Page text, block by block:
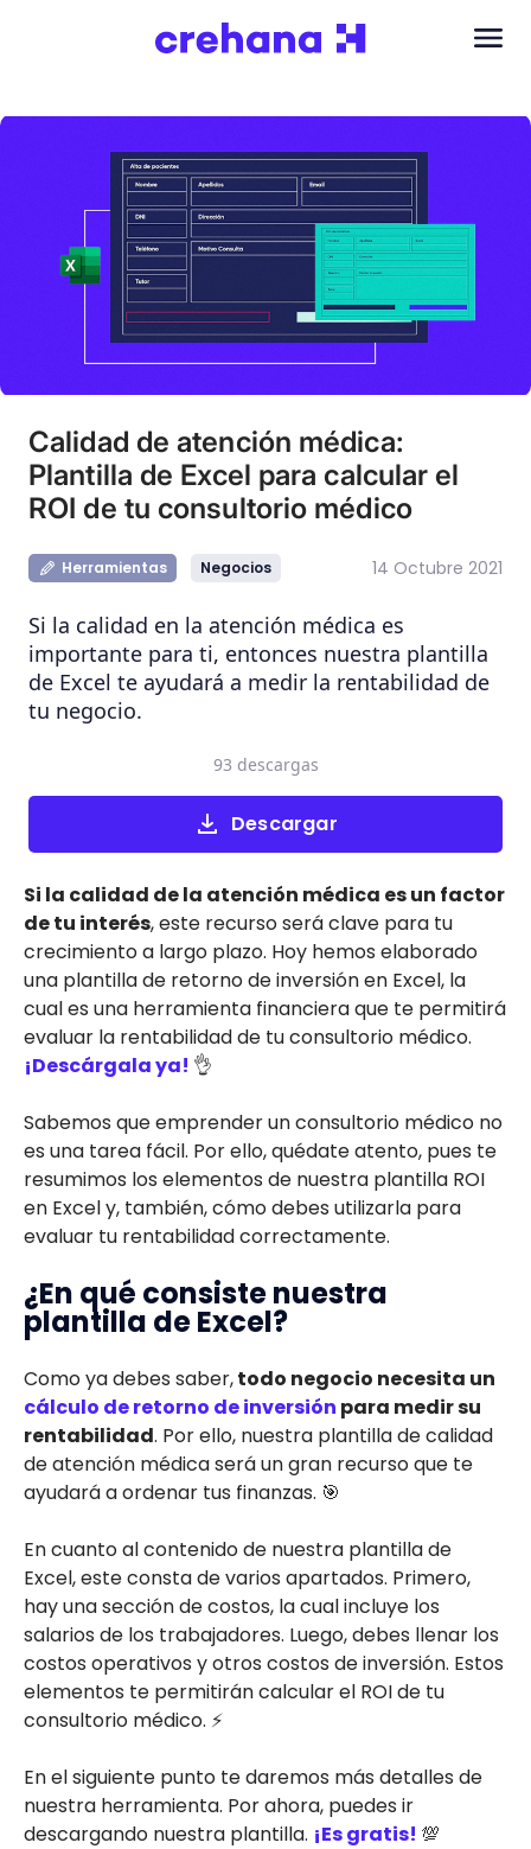
Calidad de atención médica:
Plantilla de Excel para calcular el
ROI de tu consultorio médico
Herramientas Negocios 14 Octubre 2021
Si la calidad en la atención médica es
importante para ti, entonces nuestra plantilla
de Excel te ayudará a medir la rentabilidad de
tu negocio.
Descargar
93 descargas
Si la calidad de la atención médica es un factor
de tu interés, este recurso será clave para tu
crecimiento a largo plazo. Hoy hemos elaborado
una plantilla de retorno de inversión en Excel, la
cual es una herramienta financiera que te permitirá
evaluar la rentabilidad de tu consultorio médico.
¡Descárgala ya! 👌
Sabemos que emprender un consultorio médico no
es una tarea fácil. Por ello, quédate atento, pues te
resumimos los elementos de nuestra plantilla ROI
en Excel y, también, cómo debes utilizarla para
evaluar tu rentabilidad correctamente.
¿En qué consiste nuestra
plantilla de Excel?
Como ya debes saber,todo negocio necesita un
cálculo de retorno de inversión para medir su
rentabilidad. Por ello, nuestra plantilla de calidad
de atención médica será un gran recurso que te
ayudará a ordenar tus finanzas. 🎯
En cuanto al contenido de nuestra plantilla de
Excel, este consta de varios apartados. Primero,
hay una sección de costos, la cual incluye los
salarios de los trabajadores. Luego, debes llenar los
costos operativos y otros costos de inversión. Estos
elementos te permitirán calcular el ROI de tu
consultorio médico. ⚡
En el siguiente punto te daremos más detalles de
nuestra herramienta. Por ahora, puedes ir
descargando nuestra plantilla. ¡Es gratis! 💯